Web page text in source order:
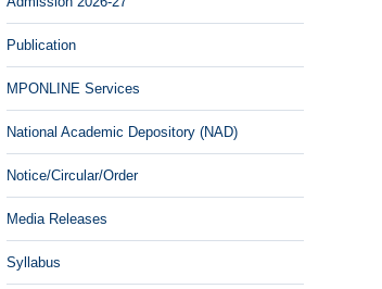
Publication
MPONLINE Services
National Academic Depository (NAD)
Notice/Circular/Order
Media Releases
Syllabus